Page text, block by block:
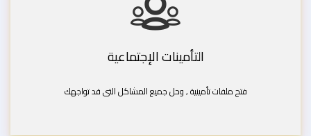
التأمينات الإجتماعية
فتح ملفات تأمينية , وحل جميع المشاكل التى قد تواجهك